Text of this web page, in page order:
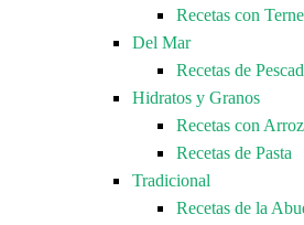
Recetas con
Del Mar
Recetas de
Hidratos y Granos
Recetas con Arroz
Recetas de Pasta
Tradicional
Recetas de la